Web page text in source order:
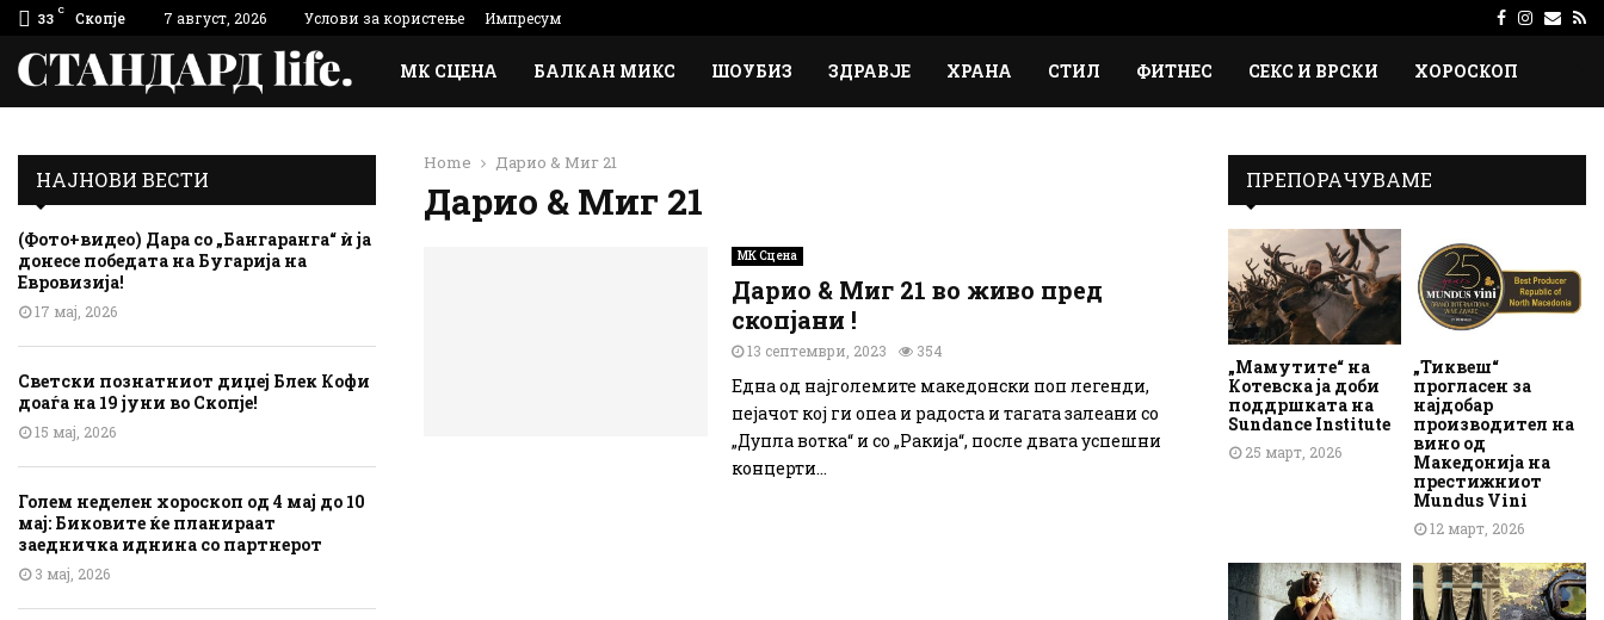
33 C Скопје 7 август, 2026 Услови за користење Импресум Facebook
МК СЦЕНА БАЛКАН МИКС ШОУБИЗ ЗДРАВЈЕ ХРАНА СТИЛ ФИТНЕС СЕКС И ВРСКИ ХОРОСКОП
Home Дарио & Миг 21
Дарио & Миг 21
МК Сцена
Дарио & Миг 21 во живо пред
скопјани !
13 септември, 2023 354
Една од најголемите македонски поп легенди,
пејачот кој ги опеа и радоста и тагата залеани со
„Дупла вотка“ и со „Ракија“, после двата успешни
концерти...
НАЈНОВИ ВЕСТИ
(Фото+видео) Дара со „Бангаранга“ ѝ ја
донесе победата на Бугарија на
Евровизија!
17 мај, 2026
Светски познатниот диџеј Блек Кофи
доаѓа на 19 јуни во Скопје!
15 мај, 2026
Голем неделен хороскоп од 4 мај до 10
мај: Биковите ќе планираат
заедничка иднина со партнерот
3 мај, 2026
ПРЕПОРАЧУВАМЕ
„Мамутите“ на
Котевска ја доби
поддршката на
Sundance Institute
25 март, 2026
„Тиквеш“
прогласен за
најдобар
производител на
вино од
Македонија на
престижниот
Mundus Vini
12 март, 2026